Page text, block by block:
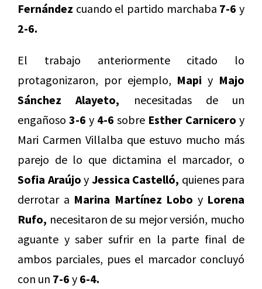
Fernández cuando el partido marchaba 7-6 y
2-6.
El trabajo anteriormente citado lo
protagonizaron, por ejemplo, Mapi y Majo
Sánchez Alayeto, necesitadas de un
engañoso 3-6 y 4-6 sobre Esther Carnicero y
Mari Carmen Villalba que estuvo mucho más
parejo de lo que dictamina el marcador, o
Sofia Araújo y Jessica Castelló, quienes para
derrotar a Marina Martínez Lobo y Lorena
Rufo, necesitaron de su mejor versión, mucho
aguante y saber sufrir en la parte final de
ambos parciales, pues el marcador concluyó
con un 7-6 y 6-4.